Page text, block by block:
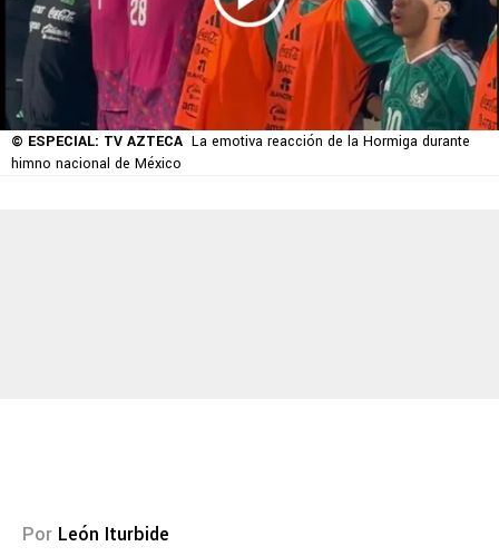
© ESPECIAL: TV AZTECA La emotiva reacción de la Hormiga durante
himno nacional de México
Por León Iturbide